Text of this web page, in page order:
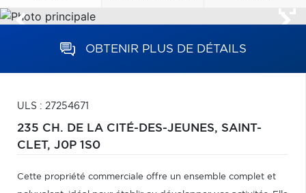
OBTENIR PLUS DE DÉTAILS
ULS : 27254671
235 CH. DE LA CITÉ-DES-JEUNES, SAINT-
CLET, J0P 1S0
Cette propriété commerciale offre un ensemble complet et